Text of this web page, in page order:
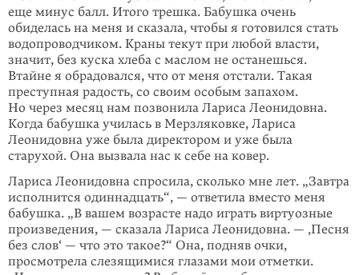
еще минус балл. Итого трешка. Бабушка очень
обиделась на меня и сказала, чтобы я готовился стать
водопроводчиком. Краны текут при любой власти,
значит, без куска хлеба с маслом не останешься.
Втайне я обрадовался, что от меня отстали. Такая
преступная радость, со своим особым запахом.
Но через месяц нам позвонила Лариса Леонидовна.
Когда бабушка училась в Мерзляковке, Лариса
Леонидовна уже была директором и уже была
старухой. Она вызвала нас к себе на ковер.
Лариса Леонидовна спросила, сколько мне лет. „Завтра
исполнится одиннадцать“, — ответила вместо меня
бабушка. „В вашем возрасте надо играть виртуозные
произведения, — сказала Лариса Леонидовна. — ‚Песня
без слов‘ — что это такое?“ Она, подняв очки,
просмотрела слезящимися глазами мои отметки.